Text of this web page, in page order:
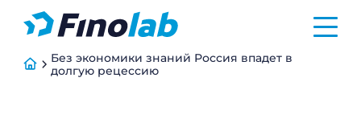
Без экономики знаний Россия впадет в
долгую рецессию